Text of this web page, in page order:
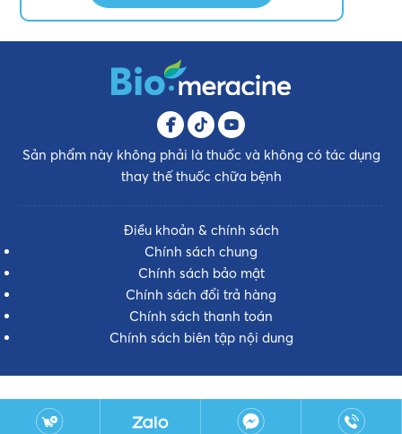
Sản phẩm này không phải là thuốc và không có tác dụng
thay thế thuốc chữa bệnh
Điều khoản & chính sách
Chính sách chung
Chính sách bảo mật
Chính sách đổi trả hàng
Chính sách thanh toán
Chính sách biên tập nội dung